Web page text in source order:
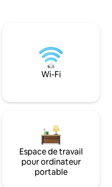
Wi-Fi
Espace de travail
pour ordinateur
portable